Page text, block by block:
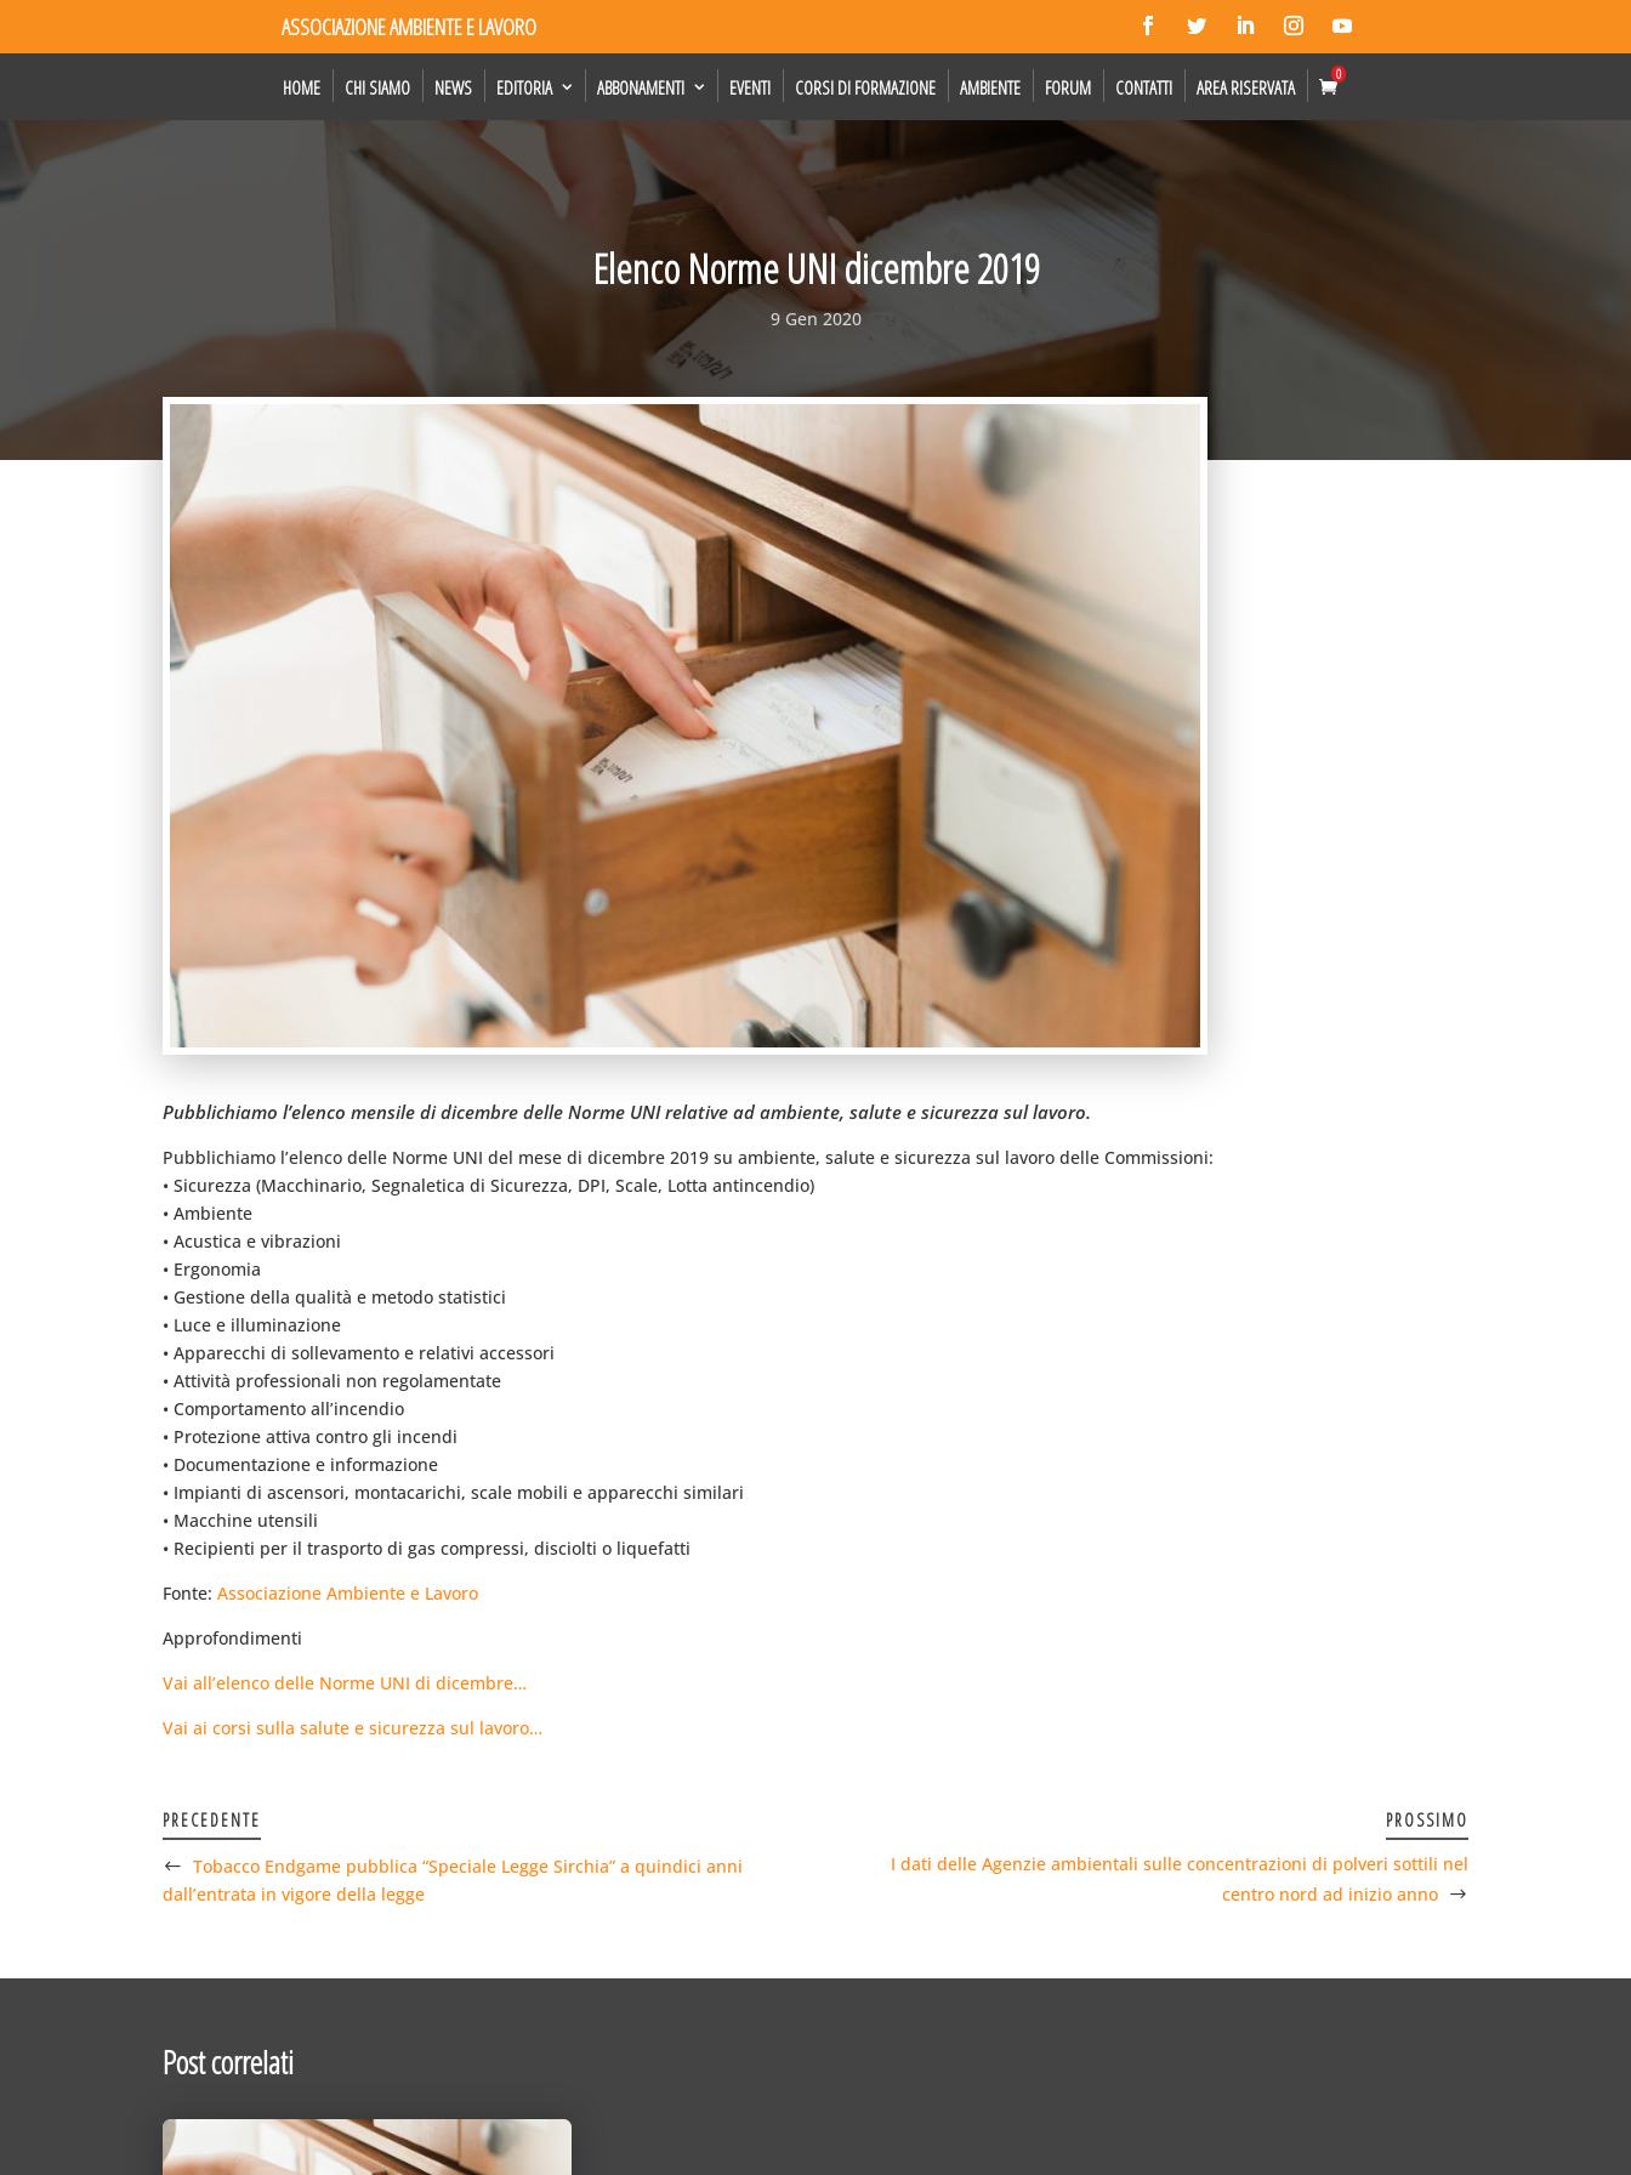
ASSOCIAZIONE AMBIENTE E LAVORO
HOME CHI SIAMO NEWS EDITORIA ABBONAMENTI EVENTI CORSI DI FORMAZIONE AMBIENTE FORUM CONTATTI AREA RISERVATA
0
Elenco Norme UNI dicembre 2019
9 Gen 2020
Pubblichiamo l’elenco mensile di dicembre delle Norme UNI relative ad ambiente, salute e sicurezza sul lavoro.
Pubblichiamo l’elenco delle Norme UNI del mese di dicembre 2019 su ambiente, salute e sicurezza sul lavoro delle Commissioni:
• Sicurezza (Macchinario, Segnaletica di Sicurezza, DPI, Scale, Lotta antincendio)
• Ambiente
• Acustica e vibrazioni
• Ergonomia
• Gestione della qualità e metodo statistici
• Luce e illuminazione
• Apparecchi di sollevamento e relativi accessori
• Attività professionali non regolamentate
• Comportamento all’incendio
• Protezione attiva contro gli incendi
• Documentazione e informazione
• Impianti di ascensori, montacarichi, scale mobili e apparecchi similari
• Macchine utensili
• Recipienti per il trasporto di gas compressi, disciolti o liquefatti
Fonte:Associazione Ambiente e Lavoro
Approfondimenti
Vai all’elenco delle Norme UNI di dicembre…
Vai ai corsi sulla salute e sicurezza sul lavoro…
PRECEDENTE
Tobacco Endgame pubblica “Speciale Legge Sirchia” a quindici anni
dall’entrata in vigore della legge
PROSSIMO
I dati delle Agenzie ambientali sulle concentrazioni di polveri sottili nel
centro nord ad inizio anno
Post correlati